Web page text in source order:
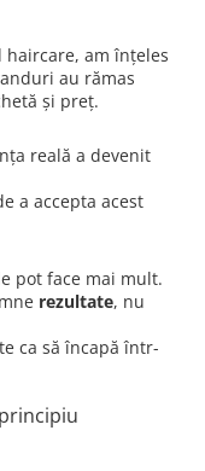
am înțeles
au rămas
și preț.
reală a devenit
a accepta acest
pot face mai mult.
rezultate, nu
ca să încapă într-